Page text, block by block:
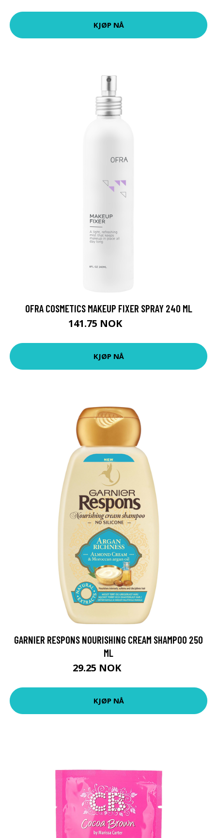
KJØP NÅ
OFRA COSMETICS MAKEUP FIXER SPRAY 240 ML
141.75 NOK
KJØP NÅ
GARNIER RESPONS NOURISHING CREAM SHAMPOO 250
ML
29.25 NOK
KJØP NÅ